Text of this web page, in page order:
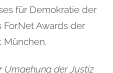
für Demokratie der
Awards der
München.
Umgehung der Justiz